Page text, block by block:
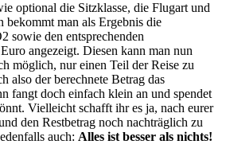
optional die Sitzklasse, die Flugart und
bekommt man als Ergebnis die
den entsprechenden
angezeigt. Diesen kann man nun
möglich, nur einen Teil der Reise zu
also der berechnete Betrag das
fangt doch einfach klein an und spendet
Vielleicht schafft ihr es ja, nach eurer
den Restbetrag noch nachträglich zu
auch: Alles ist besser als nichts!